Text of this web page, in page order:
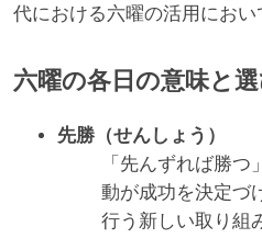
代における六曜の活用におい
六曜の各日の意味と
先勝（せんしょう）
「先んずれば勝
動が成功を決定づ
行う新しい取り組